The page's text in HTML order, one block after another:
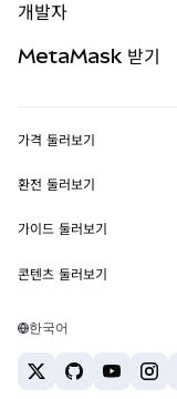
무기한 선물
실물자산
개발자
MetaMask Connect
Snaps
웹3 서비스
MetaMask 받기
보안
고객 지원
채용
가격 둘러보기
이더리움 가격
솔라나 가격
테더 가격
환전 둘러보기
ETH를 USD로 환전
USDT를 INR로 환전
BTC를 INR로 환전
ETH를 USDT로 환전
가이드 둘러보기
ETH 매수
USDT 매수
콘텐츠 둘러보기
솔라나 지갑
한국어